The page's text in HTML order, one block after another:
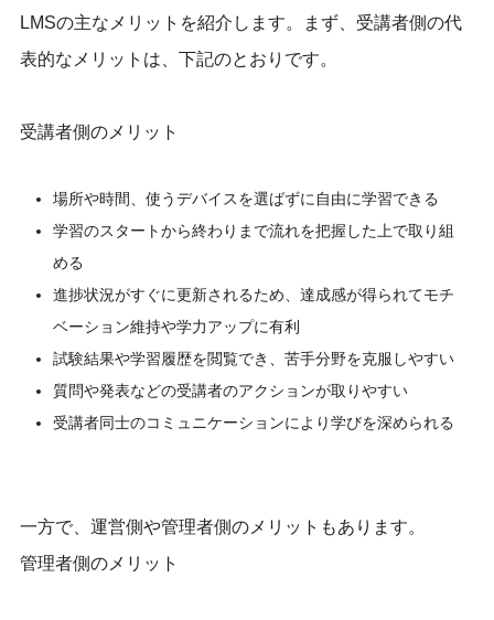
LMSの主なメリットを紹介します。まず、受講者側の代
表的なメリットは、下記のとおりです。
受講者側のメリット
場所や時間、使うデバイスを選ばずに自由に学習できる
学習のスタートから終わりまで流れを把握した上で取り組
める
進捗状況がすぐに更新されるため、達成感が得られてモチ
ベーション維持や学力アップに有利
試験結果や学習履歴を閲覧でき、苦手分野を克服しやすい
質問や発表などの受講者のアクションが取りやすい
受講者同士のコミュニケーションにより学びを深められる
一方で、運営側や管理者側のメリットもあります。
管理者側のメリット